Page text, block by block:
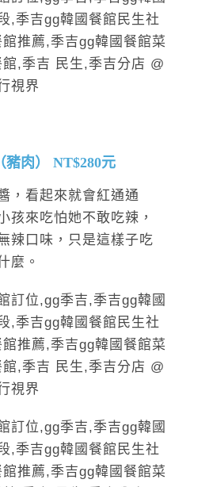
豬肉） NT$280元
，看起來就會紅通通
孩來吃怕她不敢吃辣，
辣口味，只是這樣子吃
麼。